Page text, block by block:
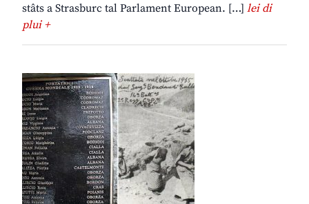
stâts a Strasburc tal Parlament European. […] lei di
plui +